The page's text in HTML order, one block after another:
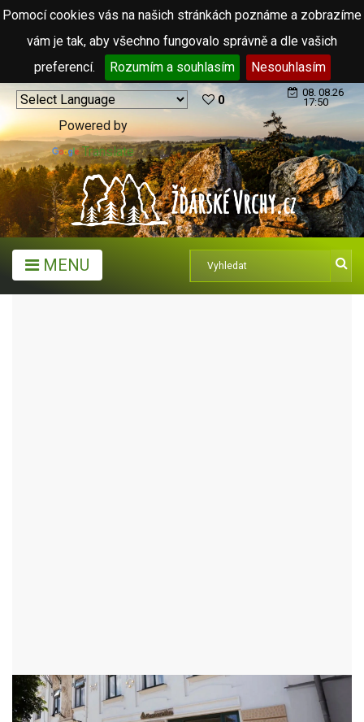
Pomocí cookies vás na našich stránkách poznáme a zobrazíme
vám je tak, aby všechno fungovalo správně a dle vašich
preferencí.
Rozumím a souhlasím Nesouhlasím
Powered by
Translate
0
08. 08.26
17:50
MENU